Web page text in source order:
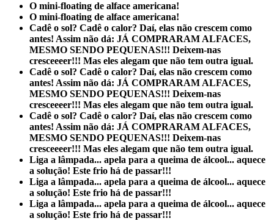
O mini-floating de alface americana!
O mini-floating de alface americana!
Cadê o sol? Cadê o calor? Daí, elas não crescem como
antes! Assim não dá: JÁ COMPRARAM ALFACES,
MESMO SENDO PEQUENAS!!! Deixem-nas
cresceeeer!!! Mas eles alegam que não tem outra igual.
Cadê o sol? Cadê o calor? Daí, elas não crescem como
antes! Assim não dá: JÁ COMPRARAM ALFACES,
MESMO SENDO PEQUENAS!!! Deixem-nas
cresceeeer!!! Mas eles alegam que não tem outra igual.
Cadê o sol? Cadê o calor? Daí, elas não crescem como
antes! Assim não dá: JÁ COMPRARAM ALFACES,
MESMO SENDO PEQUENAS!!! Deixem-nas
cresceeeer!!! Mas eles alegam que não tem outra igual.
Liga a lâmpada... apela para a queima de álcool... aquece
a solução! Este frio há de passar!!!
Liga a lâmpada... apela para a queima de álcool... aquece
a solução! Este frio há de passar!!!
Liga a lâmpada... apela para a queima de álcool... aquece
a solução! Este frio há de passar!!!